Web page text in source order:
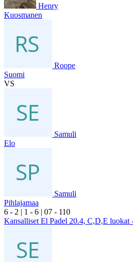
Henry
Kuosmanen
Roope
Suomi
VS
Samuli
Elo
Samuli
Pihlajamaa
6 - 2 | 1 - 6 | 07 - 110
Kansalliset El Padel 20.4, C,D,E luokat